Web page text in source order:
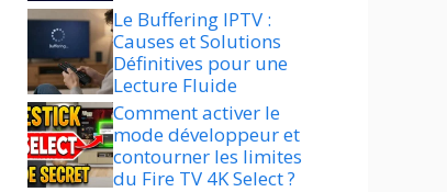
Le Buffering IPTV :
Causes et Solutions
Définitives pour une
Lecture Fluide
Comment activer le
mode développeur et
contourner les limites
du Fire TV 4K Select ?